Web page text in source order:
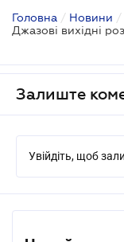
Головна / Новини /
Джазові вихідні
Залиште
Увійдіть, щоб